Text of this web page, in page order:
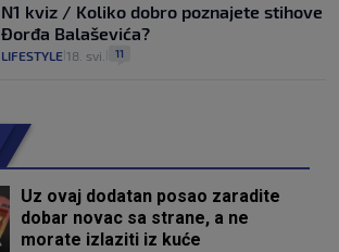
N1 kviz / Koliko dobro poznajete stihove
Đorđa Balaševića?
LIFESTYLE 18. svi. 11
Uz ovaj dodatan posao zaradite
dobar novac sa strane, a ne
morate izlaziti iz kuće